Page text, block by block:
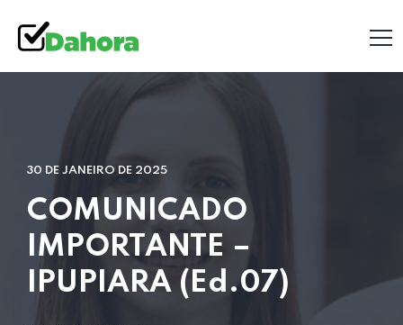
30 DE JANEIRO DE 2025
COMUNICADO
IMPORTANTE –
IPUPIARA (Ed.07)